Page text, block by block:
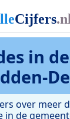
in
over meer
in de